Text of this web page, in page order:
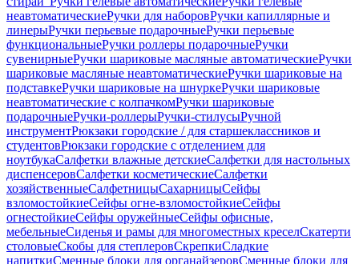
неавтоматическиеРучки для наборовРучки капиллярные и
линерыРучки перьевые подарочныеРучки перьевые
функциональныеРучки роллеры подарочныеРучки
сувенирныеРучки шариковые масляные автоматическиеРучки
шариковые масляные неавтоматическиеРучки шариковые на
подставкеРучки шариковые на шнуркеРучки шариковые
неавтоматические с колпачкомРучки шариковые
подарочныеРучки-роллерыРучки-стилусыРучной
инструментРюкзаки городские / для старшеклассников и
студентовРюкзаки городские с отделением для
ноутбукаСалфетки влажные детскиеСалфетки для настольных
диспенсеровСалфетки косметическиеСалфетки
хозяйственныеСалфетницыСахарницыСейфы
взломостойкиеСейфы огне-взломостойкиеСейфы
огнестойкиеСейфы оружейныеСейфы офисные,
мебельныеСиденья и рамы для многоместных креселСкатерти
столовыеСкобы для степлеровСкрепкиСладкие
напиткиСменные блоки для органайзеровСменные блоки для